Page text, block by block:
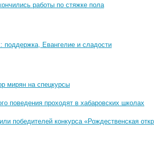
работы по стяжке пола
поддержка, Евангелие и сладости
мирян на спецкурсы
поведения проходят в хабаровских школах
победителей конкурса «Рождественская